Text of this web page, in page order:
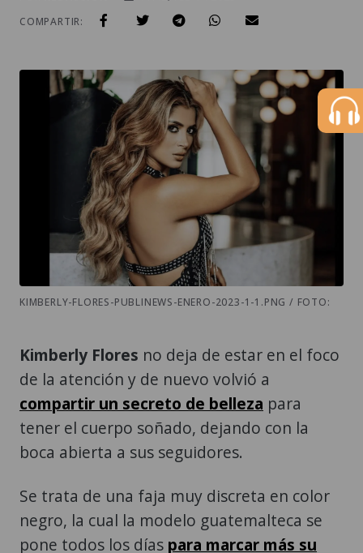
COMPARTIR:
KIMBERLY-FLORES-PUBLINEWS-ENERO-2023-1-1.PNG / FOTO:
Kimberly Flores no deja de estar en el foco
de la atención y de nuevo volvió a
compartir un secreto de belleza para
tener el cuerpo soñado, dejando con la
boca abierta a sus seguidores.
Se trata de una faja muy discreta en color
negro, la cual la modelo guatemalteca se
pone todos los días para marcar más su